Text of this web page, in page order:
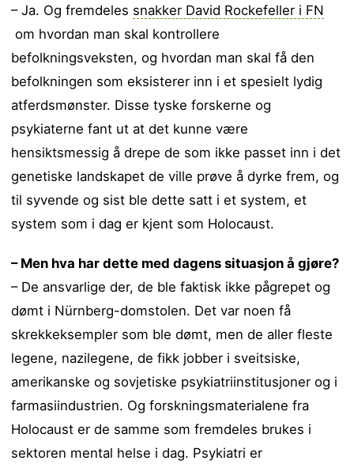
– Ja. Og fremdeles snakker David Rockefeller i FN
om hvordan man skal kontrollere
befolkningsveksten, og hvordan man skal få den
befolkningen som eksisterer inn i et spesielt lydig
atferdsmønster. Disse tyske forskerne og
psykiaterne fant ut at det kunne være
hensiktsmessig å drepe de som ikke passet inn i det
genetiske landskapet de ville prøve å dyrke frem, og
til syvende og sist ble dette satt i et system, et
system som i dag er kjent som Holocaust.
– Men hva har dette med dagens situasjon å gjøre?
– De ansvarlige der, de ble faktisk ikke pågrepet og
dømt i Nürnberg-domstolen. Det var noen få
skrekkeksempler som ble dømt, men de aller fleste
legene, nazilegene, de fikk jobber i sveitsiske,
amerikanske og sovjetiske psykiatriinstitusjoner og i
farmasiindustrien. Og forskningsmaterialene fra
Holocaust er de samme som fremdeles brukes i
sektoren mental helse i dag. Psykiatri er